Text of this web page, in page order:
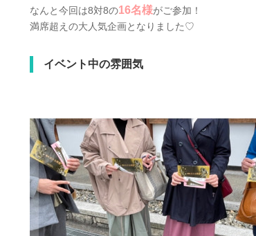
なんと今回は8対8の16名様がご参加！
満席超えの大人気企画となりました♡
イベント中の雰囲気